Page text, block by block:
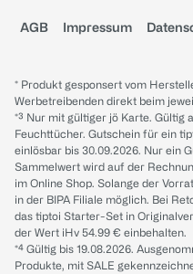
AGB Impressum
* Produkt gesponsert vom
Werbetreibenden direkt beim
*³ Nur mit gültiger jö Karte. Gültig
Feuchttücher. Gutschein für ein
einlösbar bis 30.09.2026. Nur ein
Sammelwert wird auf der
im Online Shop. Solange der
in der BIPA Filiale möglich. Bei
das tiptoi Starter-Set in
der Wert iHv 54.99 € einbehalten.
*⁴ Gültig bis 19.08.2026.
Produkte, mit SALE